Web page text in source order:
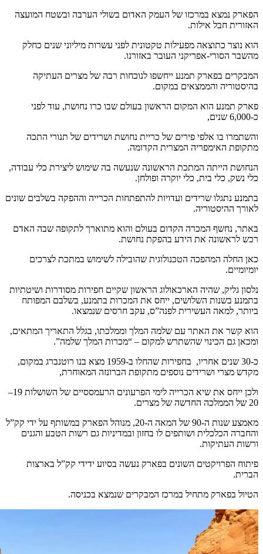
הפארק נמצא במרכזו של העמק האדום בשולי הערבה ובשטח המועצה
האזורית חבל אילות.
הוא נוצר כתוצאה מפעילות טקטונית לפני עשרות מיליוני שנים כחלק
מהשבר הסורי-אפריקני העובר באזורנו.
המבקרים בפארק תמנע ייחשפו לנוכחות רבה של מצרים העתיקה
בהיסטוריה והממצאים במקום.
פארק תמנע הוא המקום הראשון בעולם שבו כרו נחושת, עוד לפני
כ-6,000 שנים,
והשתמרו בו אלפי פירים של כריית נחושת ושרידים של תנורי התכה
מתקופת האימפריה המצרית הקדומה.
הנחושת הייתה המתכת הראשונה שנעשה בה שימוש ליצירת כלי עבודה,
כלי נשק, כלי בית, כלי יוקרה ופולחן.
בתמנע נתגלו שרידים ועדויות להתפתחות הכרייה וההפקה בשלבים שונים
לאורך ההיסטוריה.
באתר, נחשף המכרה הקדום בעולם והוא מתוארך לתקופה שבה האדם
רכש לראשונה את הידע בהפקת נחושת.
כאן החלה המהפכה הטכנולוגית שהובילה לשימוש במתכת לצרכים
יומיומיים.
נלסון גליק, שהיה הארכאולוג הראשון שקיים חפירות מסודרות ושיטתיות
בתמנע בשנות השלושים, ייחס את המכרות בתמנע, בשלבם המפותח
ביותר, למאה העשירית לפנה”ס, עקב חרסים שנמצאו.
הוא קשר את האתר עם שלמה המלך וממלכתו, בגלל התאריך המתאים,
ומכאן גם הכינוי שהשתרש למקום – “מכרות המלך שלמה”.
כ-30 שנים אחריו, בחפירות שהחלו ב-1959 מצא בנו רוטנברג במקום,
מקדש מצרי ושרידים נוספים מתקופת הברונזה המאוחרת,
ולכן ייחס את שיא הכרייה לימי הפרעונים הרעמססיים של השושלות 19–
20 של הממלכה החדשה של מצרים.
מאמצע שנות ה-90 של המאה ה-20, מנוהל הפארק במשותף על ידי קק”ל
והחברה הכלכלית ושותפים לו בחזון ובמדיניות גם רשות הטבע והגנים
ורשות העתיקות.
פיתוח הפרויקטים השונים בפארק נעשה בסיוע ידידי קק”ל בארצות
הברית.
הטיול בפארק מתחיל במרכז המבקרים שנמצא בכניסה.